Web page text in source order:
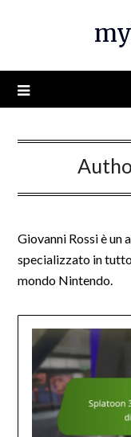
Giovanni Rossi è
specializzato in
mondo Nintendo.